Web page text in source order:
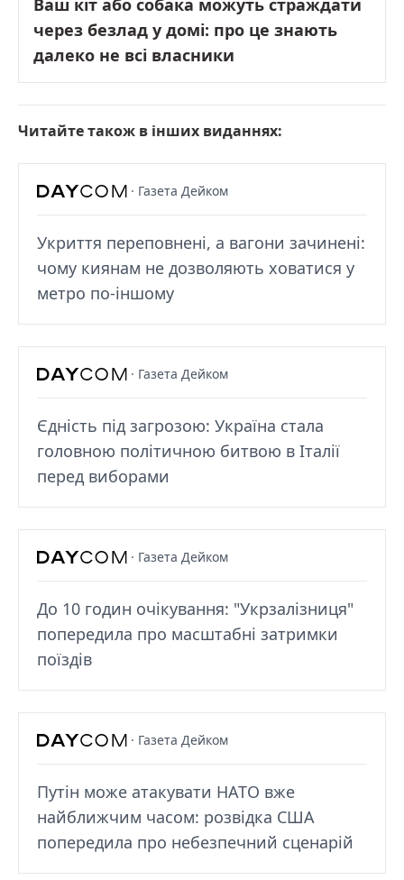
Ваш кіт або собака можуть страждати
через безлад у домі: про це знають
далеко не всі власники
Читайте також в інших виданнях:
· Газета Дейком
Укриття переповнені, а вагони зачинені:
чому киянам не дозволяють ховатися у
метро по-іншому
· Газета Дейком
Єдність під загрозою: Україна стала
головною політичною битвою в Італії
перед виборами
· Газета Дейком
До 10 годин очікування: "Укрзалізниця"
попередила про масштабні затримки
поїздів
· Газета Дейком
Путін може атакувати НАТО вже
найближчим часом: розвідка США
попередила про небезпечний сценарій